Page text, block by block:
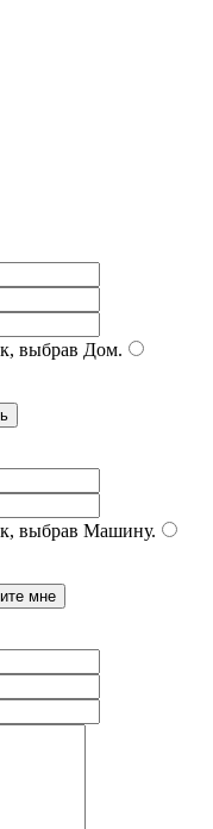
выбрав Дом.
выбрав Машину.